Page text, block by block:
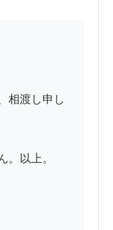
相渡し申し
。以上。